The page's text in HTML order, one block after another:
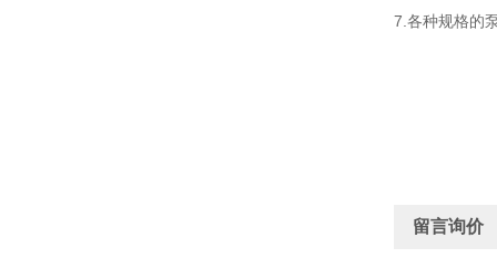
7.各种规格的
留言询价